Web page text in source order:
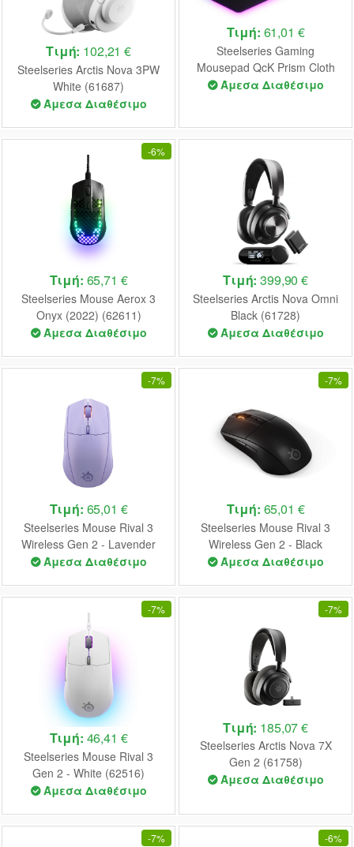
Τιμή: 102,21 €
Steelseries Arctis Nova 3PW
White (61687)
Άμεσα Διαθέσιμο
Τιμή: 61,01 €
Steelseries Gaming
Mousepad QcK Prism Cloth
3XL ETAIL (63512)
Άμεσα Διαθέσιμο
-6%
Τιμή: 65,71 €
Steelseries Mouse Aerox 3
Onyx (2022) (62611)
Άμεσα Διαθέσιμο
Τιμή:399,90 €
Steelseries Arctis Nova Omni
Black (61728)
Άμεσα Διαθέσιμο
-7%
Τιμή: 65,01 €
Steelseries Mouse Rival 3
Wireless Gen 2 - Lavender
(62525)
Άμεσα Διαθέσιμο
-7%
Τιμή: 65,01 €
Steelseries Mouse Rival 3
Wireless Gen 2 - Black
(62523)
Άμεσα Διαθέσιμο
-7%
Τιμή: 46,41 €
Steelseries Mouse Rival 3
Gen 2 - White (62516)
Άμεσα Διαθέσιμο
-7%
Τιμή: 185,07 €
Steelseries Arctis Nova 7X
Gen 2 (61758)
Άμεσα Διαθέσιμο
-7% -6%